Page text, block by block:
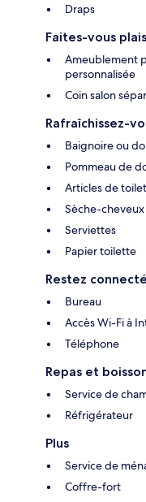
Draps
Faites-vous
Ameublement
personnalisée
Coin salon
Rafraîchissez-
Baignoire ou
Pommeau de
Articles de
Sèche-cheveux
Serviettes
Papier toilette
Restez connecté
Bureau
Accès Wi-Fi à
Téléphone
Repas et
Service de
Réfrigérateur
Plus
Service de
Coffre-fort